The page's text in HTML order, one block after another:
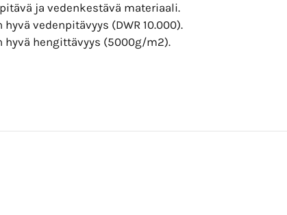
ja vedenkestävä materiaali.
hyvä vedenpitävyys (DWR 10.000).
hyvä hengittävyys (5000g/m2).